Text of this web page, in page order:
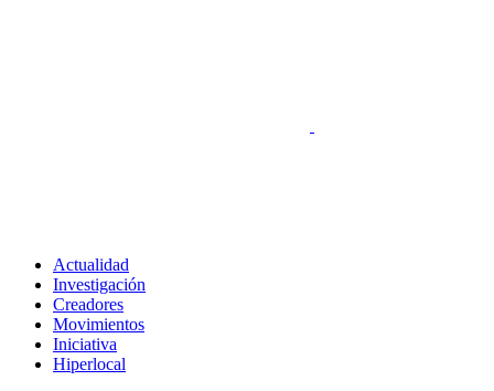
Actualidad
Investigación
Creadores
Movimientos
Iniciativa
Hiperlocal